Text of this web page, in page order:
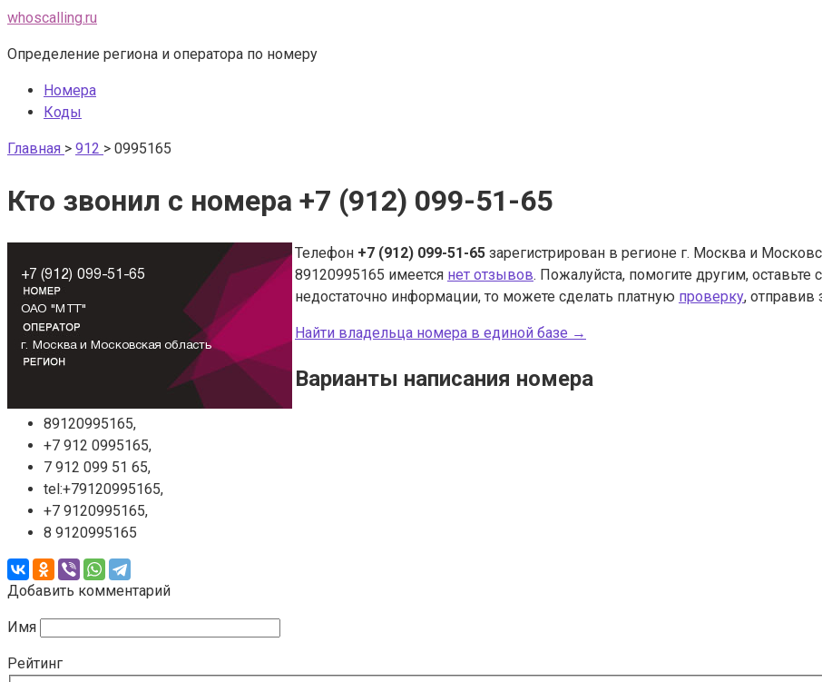
Перейти
контенту
whoscalling.ru
Определение региона и оператора по номеру
Номера
Коды
Главная > 912 > 0995165
Кто звонил с номера +7 (912) 099-51-65
Телефон +7 (912) 099-51-65 зарегистрирован в регионе г. Москва и
89120995165 имеется нет отзывов. Пожалуйста, помогите другим,
недостаточно информации, то можете сделать платную проверку, отправив
Найти владельца номера в единой базе →
Варианты написания номера
89120995165,
+7 912 0995165,
7 912 099 51 65,
tel:+79120995165,
+7 9120995165,
8 9120995165
Добавить комментарий
Имя
Рейтинг